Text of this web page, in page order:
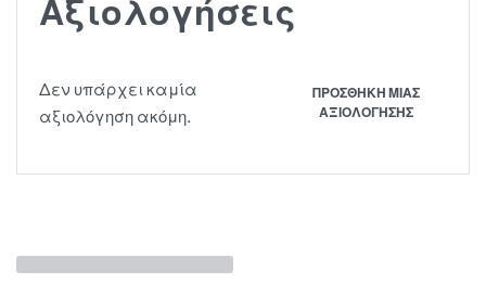
Αξιολογήσεις
Δεν υπάρχει καμία
αξιολόγηση ακόμη.
ΠΡΟΣΘΉΚΗ ΜΊΑΣ
ΑΞΙΟΛΌΓΗΣΗΣ